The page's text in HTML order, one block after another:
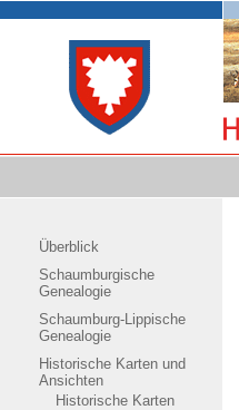
Überblick
Schaumburgische
Genealogie
Schaumburg-Lippische
Genealogie
Historische Karten und
Ansichten
Historische Karten